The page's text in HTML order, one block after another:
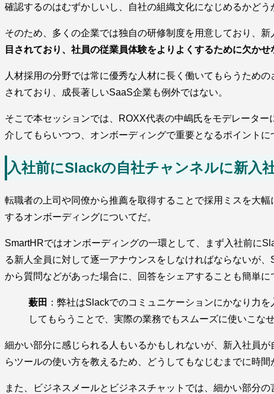
確認するのはむずかしいし、自社の組織文化になじめるかどう
そのため、多くの企業では独自の研修制度を用意しており、
目されており、社員の従業員体験をよりよくするために欠かせ
人材採用の分野では常に優秀な人材に長く働いてもらうため
されており、成長著しいSaaS企業も例外ではない。
そこで本セッションでは、ROXX代表の中嶋氏をモデレータ
介してもらいつつ、オンボーディングで重要となるポイントに
入社前にSlackの自社チャンネルに新入
転職者の上司や同僚から推薦を取得することで採用ミスを大
するオンボーディングについてだ。
SmartHRではオンボーディングの一環として、まず入社前に
る新人全員に対して逐一アナウンスをしなければならないが
から質問などがあった場合に、回答をシェアすることも簡単に
薮田 ：弊社はSlackでのコミュニケーションにかなり力
してもらうことで、実際の業務でもスムーズに使いこな
細かい部分に感じられる人もいるかもしれないが、新入社員
らツールの使い方を教えるため、どうしてもなじむまでに時間
また、ビジネスメールとビジネスチャットでは、細かい部分